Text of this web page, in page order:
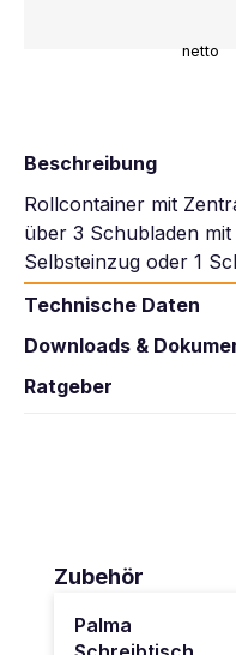
netto
Beschreibung
Rollcontainer mit
über 3 Schubladen
Selbsteinzug oder 1
Technische Daten
Downloads &
Ratgeber
Produktgalerie
Zubehör
Palma